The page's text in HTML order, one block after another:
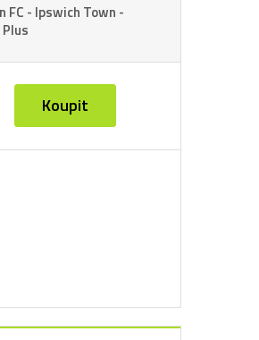
FC - Ipswich Town -
Koupit